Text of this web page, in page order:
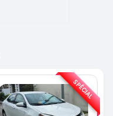
SPÉCIAL